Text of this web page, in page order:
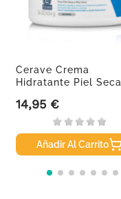
Cerave Crema
Hidratante Piel
Precio
14,95 €
Añadir Al Carrito